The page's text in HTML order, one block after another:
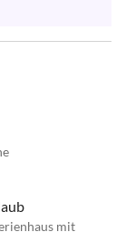
mit